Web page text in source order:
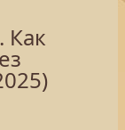
Как